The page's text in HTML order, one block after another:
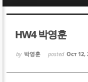
HW4 박영훈
by 박영훈 posted Oct 12,